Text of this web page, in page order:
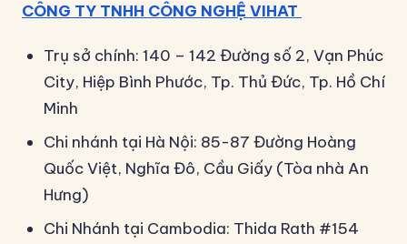
CÔNG TY TNHH CÔNG NGHỆ VIHAT
Trụ sở chính: 140 – 142 Đường số 2, Vạn Phúc
City, Hiệp Bình Phước, Tp. Thủ Đức, Tp. Hồ Chí
Minh
Chi nhánh tại Hà Nội: 85-87 Đường Hoàng
Quốc Việt, Nghĩa Đô, Cầu Giấy (Tòa nhà An
Hưng)
Chi Nhánh tại Cambodia: Thida Rath #154